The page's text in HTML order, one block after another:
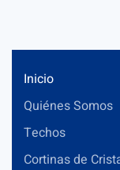
Inicio
Quiénes Somos
Techos
Cortinas de